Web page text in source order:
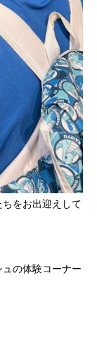
をお出迎えして
の体験コーナー